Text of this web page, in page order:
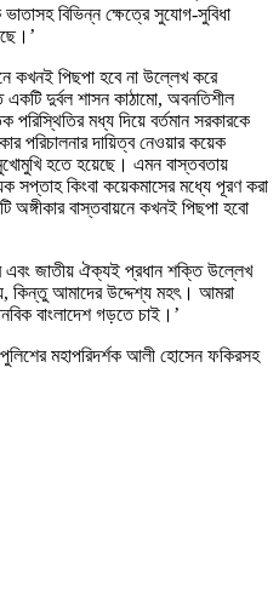
ভাতাসহ বিভিন্ন ক্ষেত্রে সুযোগ-সুবিধা
কখনই পিছপা হবে না উল্লেখ করে
একটি দুর্বল শাসন কাঠামো, অবনতিশীল
মধ্য দিয়ে বর্তমান সরকারকে
পরিচালনার দায়িত্ব নেওয়ার কয়েক
হতে হয়েছে। এমন বাস্তবতায়
সপ্তাহ কিংবা কয়েকমাসের মধ্যে পূরণ করা
অঙ্গীকার বাস্তবায়নে কখনই পিছপা হবো
এবং জাতীয় ঐক্যই প্রধান শক্তি উল্লেখ
কিন্তু আমাদের উদ্দেশ্য মহৎ। আমরা
বাংলাদেশ গড়তে চাই।’
পুলিশের মহাপরিদর্শক আলী হোসেন ফকিরসহ